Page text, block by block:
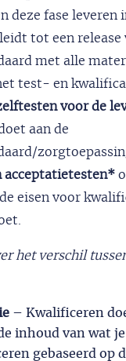
deze fase
tot een release
met alle
test- en
voor de
aan de
eisen voor
het verschil
– Kwalificeren
inhoud van wat
gebaseerd op